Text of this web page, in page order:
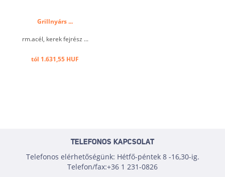
Grillnyárs ...
rm.acél, kerek fejrész ...
tól 1.631,55 HUF
TELEFONOS KAPCSOLAT
Telefonos elérhetőségünk: Hétfő-péntek 8 -16,30-ig.
Telefon/fax:+36 1 231-0826